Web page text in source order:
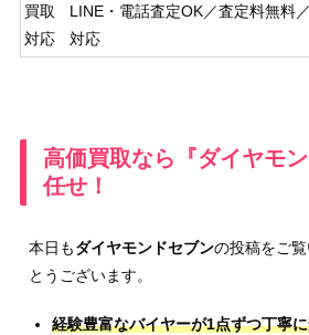
買取
対応
LINE・電話査定OK／査定料無料
対応
高価買取なら『ダイヤモ
任せ！
本日もダイヤモンドセブンの投稿をご
とうございます。
経験豊富なバイヤーが1点ずつ丁寧